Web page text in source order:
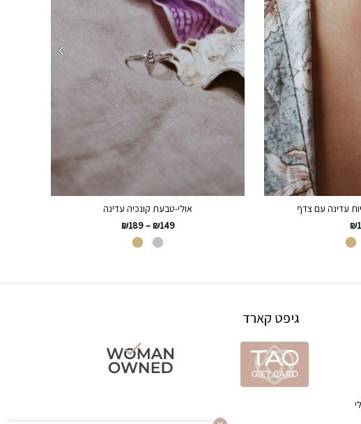
עדינה עם צדף
₪
אולי-טבעת קונכיה עדינה
₪149
–
₪189
גיפט קארד